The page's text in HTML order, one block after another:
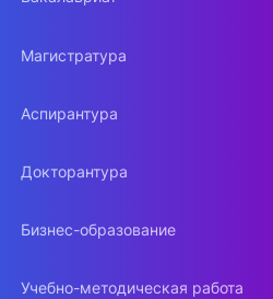
Магистратура
Аспирантура
Докторантура
Бизнес-образование
Учебно-методическая работа